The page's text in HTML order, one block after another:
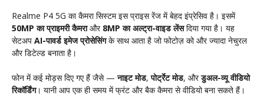
Realme P4 5G का कैमरा सिस्टम इस प्राइस रेंज में बेहद इंप्रेसिव है। इसमें
50MP का प्राइमरी कैमराऔर 8MP का अल्ट्रा-वाइड लेंसदिया गया है। यह
सेटअप AI-पावर्ड इमेज प्रोसेसिंगके साथ आता है जो फोटोज़ को और ज्यादा नेचुरल
और डिटेल्ड बनाता है।
फोन में कई मोड्स दिए गए हैं जैसे —नाइट मोड,पोर्ट्रेट मोड, औरडुअल-व्यू वीडियो
रिकॉर्डिंग। यानी आप एक ही समय में फ्रंट और बैक कैमरा से वीडियो बना सकते हैं।